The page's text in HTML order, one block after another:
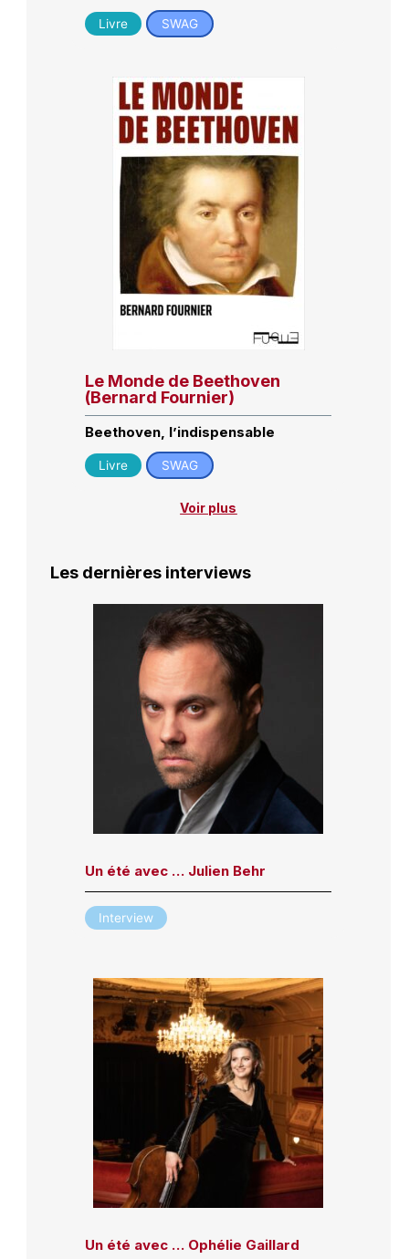
Livre SWAG
Le Monde de Beethoven
(Bernard Fournier)
Beethoven, l’indispensable
Livre SWAG
Voir plus
Les dernières interviews
Un été avec … Julien Behr
Interview
Un été avec … Ophélie Gaillard